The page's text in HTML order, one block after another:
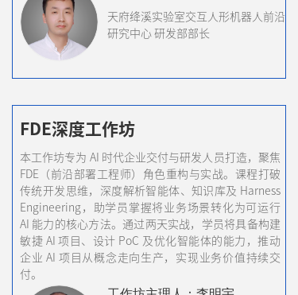
天府绛溪实验室交互人形机器人前沿
研究中心 研发部部长
本工作坊专为 AI 时代企业交付与研发人员打造，聚焦
FDE（前沿部署工程师）角色重构与实战。课程打破
传统开发思维，深度解析智能体、知识库及 Harness
Engineering，助学员掌握将业务场景转化为可运行
AI 能力的核心方法。通过两天实战，学员将具备构建
敏捷 AI 项目、设计 PoC 及优化智能体的能力，推动
企业 AI 项目从概念走向生产，实现业务价值持续交
付。
FDE深度工作坊